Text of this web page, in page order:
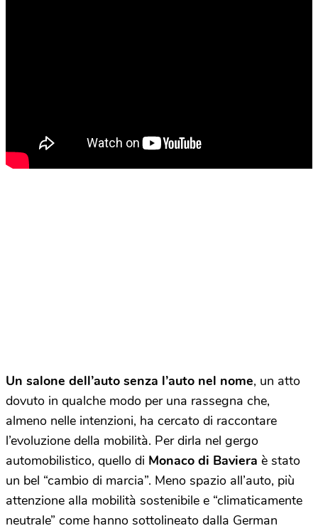
Un salone dell’auto senza l’auto nel nome, un atto
dovuto in qualche modo per una rassegna che,
almeno nelle intenzioni, ha cercato di raccontare
l’evoluzione della mobilità. Per dirla nel gergo
automobilistico, quello di Monaco di Baviera è stato
un bel “cambio di marcia”. Meno spazio all’auto, più
attenzione alla mobilità sostenibile e “climaticamente
neutrale” come hanno sottolineato dalla German